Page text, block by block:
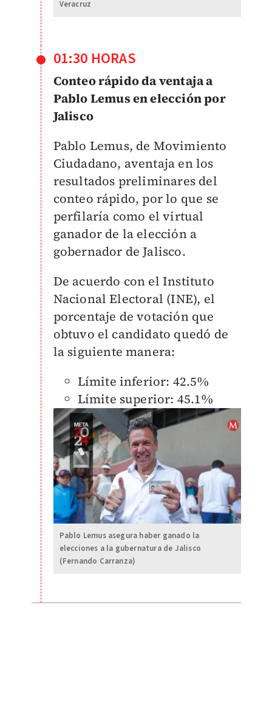
Veracruz
01:30 HORAS
Conteo rápido da ventaja a
Pablo Lemus en elección por
Jalisco
Pablo Lemus, de Movimiento
Ciudadano, aventaja en los
resultados preliminares del
conteo rápido, por lo que se
perfilaría como el virtual
ganador de la elección a
gobernador de Jalisco.
De acuerdo con el Instituto
Nacional Electoral (INE), el
porcentaje de votación que
obtuvo el candidato quedó de
la siguiente manera:
Límite inferior: 42.5%
Límite superior: 45.1%
Pablo Lemus asegura haber ganado la
elecciones a la gubernatura de Jalisco
(Fernando Carranza)